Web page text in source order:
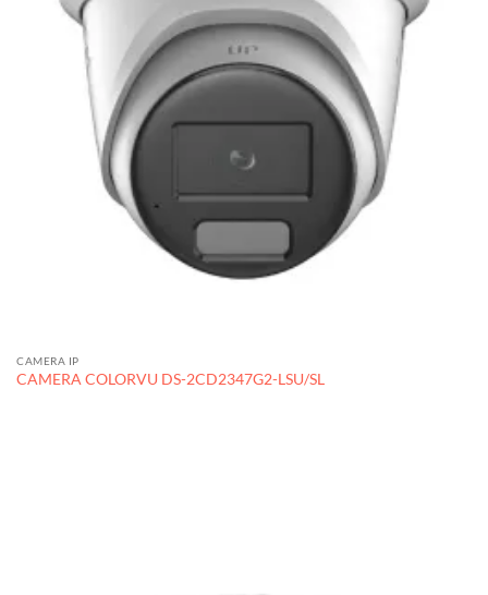
CAMERA IP
CAMERA COLORVU DS-2CD2347G2-LSU/SL